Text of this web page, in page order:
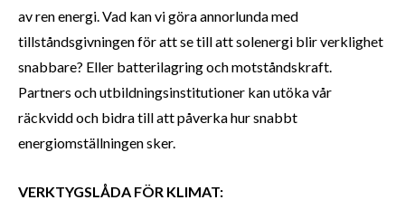
av ren energi. Vad kan vi göra annorlunda med
tillståndsgivningen för att se till att solenergi blir verklighet
snabbare? Eller batterilagring och motståndskraft.
Partners och utbildningsinstitutioner kan utöka vår
räckvidd och bidra till att påverka hur snabbt
energiomställningen sker.
VERKTYGSLÅDA FÖR KLIMAT: